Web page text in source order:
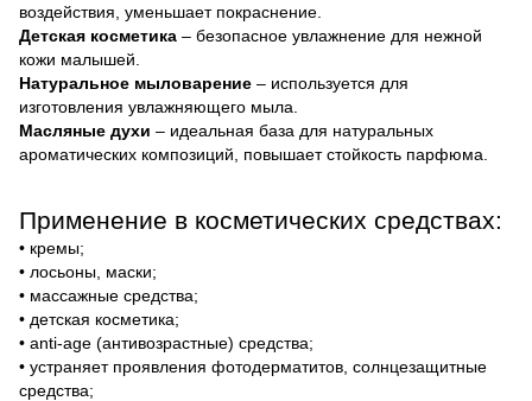
воздействия, уменьшает покраснение.
Детская косметика – безопасное увлажнение для нежной
кожи малышей.
Натуральное мыловарение – используется для
изготовления увлажняющего мыла.
Масляные духи – идеальная база для натуральных
ароматических композиций, повышает стойкость парфюма.
Применение в косметических средствах:
• кремы;
• лосьоны, маски;
• массажные средства;
• детская косметика;
• anti-age (антивозрастные) средства;
• устраняет проявления фотодерматитов, солнцезащитные
средства;